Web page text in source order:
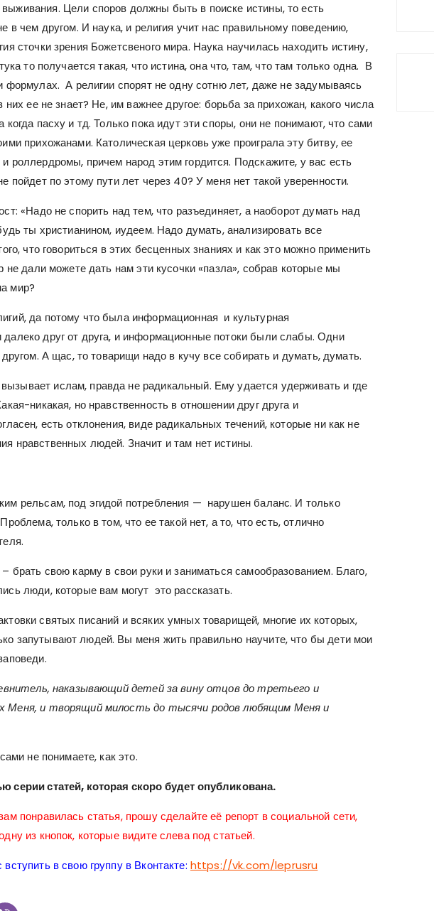
Цели споров должны быть в поиске истины, то есть
в чем другом. И наука, и религия учит нас правильному поведению,
сточки зрения Божетсвеного мира. Наука научилась находить истину,
то получается такая, что истина, она что, там, что там только одна. В
формулах. А религии спорят не одну сотню лет, даже не задумываясь
ее не знает? Не, им важнее другое: борьба за прихожан, какого числа
когда пасху и тд. Только пока идут эти споры, они не понимают, что сами
прихожанами. Католическая церковь уже проиграла эту битву, ее
роллердромы, причем народ этим гордится. Подскажите, у вас есть
пойдет по этому пути лет через 40? У меня нет такой уверенности.
«Надо не спорить над тем, что разъединяет, а наоборот думать над
ты христианином, иудеем. Надо думать, анализировать все
что говориться в этих бесценных знаниях и как это можно применить
дали можете дать нам эти кусочки «пазла», собрав которые мы
мир?
да потому что была информационная и культурная
друг от друга, и информационные потоки были слабы. Одни
А щас, то товарищи надо в кучу все собирать и думать, думать.
ислам, правда не радикальный. Ему удается удерживать и где
никакая, но нравственность в отношении друг друга и
есть отклонения, виде радикальных течений, которые ни как не
нравственных людей. Значит и там нет истины.
рельсам, под эгидой потребления — нарушен баланс. И только
только в том, что ее такой нет, а то, что есть, отлично
брать свою карму в свои руки и заниматься самообразованием. Благо,
люди, которые вам могут это рассказать.
святых писаний и всяких умных товарищей, многие их которых,
запутывают людей. Вы меня жить правильно научите, что бы дети мои
наказывающий детей за вину отцов до третьего и
Меня, и творящий милость до тысячи родов любящим Меня и
не понимаете, как это.
серии статей, которая скоро будет опубликована.
понравилась статья, прошу сделайте её репорт в социальной сети,
из кнопок, которые видите слева под статьей.
в свою группу в Вконтакте: https://vk.com/leprusru